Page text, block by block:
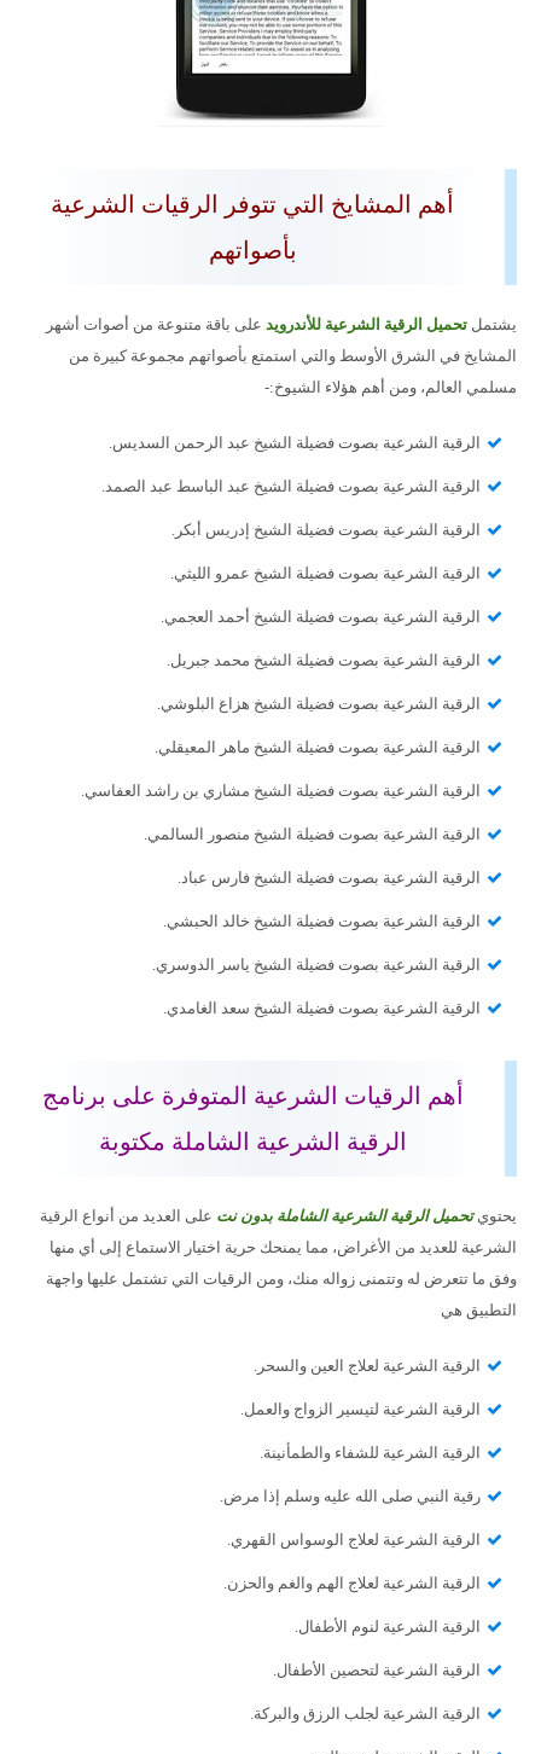
أهم المشايخ التي تتوفر الرقيات الشرعية
بأصواتهم
يشتمل تحميل الرقية الشرعية للأندرويد على باقة متنوعة من أصوات أشهر
المشايخ في الشرق الأوسط والتي استمتع بأصواتهم مجموعة كبيرة من
مسلمي العالم، ومن أهم هؤلاء الشيوخ:-
الرقية الشرعية بصوت فضيلة الشيخ عبد الرحمن السديس.
الرقية الشرعية بصوت فضيلة الشيخ عبد الباسط عبد الصمد.
الرقية الشرعية بصوت فضيلة الشيخ إدريس أبكر.
الرقية الشرعية بصوت فضيلة الشيخ عمرو الليثي.
الرقية الشرعية بصوت فضيلة الشيخ أحمد العجمي.
الرقية الشرعية بصوت فضيلة الشيخ محمد جبريل.
الرقية الشرعية بصوت فضيلة الشيخ هزاع البلوشي.
الرقية الشرعية بصوت فضيلة الشيخ ماهر المعيقلي.
الرقية الشرعية بصوت فضيلة الشيخ مشاري بن راشد العفاسي.
الرقية الشرعية بصوت فضيلة الشيخ منصور السالمي.
الرقية الشرعية بصوت فضيلة الشيخ فارس عباد.
الرقية الشرعية بصوت فضيلة الشيخ خالد الحبشي.
الرقية الشرعية بصوت فضيلة الشيخ ياسر الدوسري.
الرقية الشرعية بصوت فضيلة الشيخ سعد الغامدي.
أهم الرقيات الشرعية المتوفرة على برنامج
الرقية الشرعية الشاملة مكتوبة
يحتويتحميل الرقية الشرعية الشاملة بدون نت على العديد من أنواع الرقية
الشرعية للعديد من الأغراض، مما يمنحك حرية اختيار الاستماع إلى أي منها
وفق ما تتعرض له وتتمنى زواله منك، ومن الرقيات التي تشتمل عليها واجهة
التطبيق هي
الرقية الشرعية لعلاج العين والسحر.
الرقية الشرعية لتيسير الزواج والعمل.
الرقية الشرعية للشفاء والطمأنينة.
رقية النبي صلى الله عليه وسلم إذا مرض.
الرقية الشرعية لعلاج الوسواس القهري.
الرقية الشرعية لعلاج الهم والغم والحزن.
الرقية الشرعية لنوم الأطفال.
الرقية الشرعية لتحصين الأطفال.
الرقية الشرعية لجلب الرزق والبركة.